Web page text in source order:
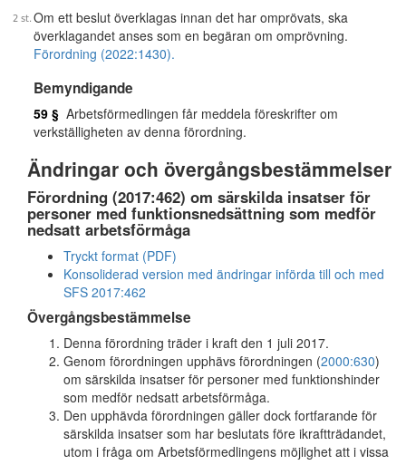
Om ett beslut överklagas innan det har omprövats, ska
överklagandet anses som en begäran om omprövning.
Förordning (2022:1430).
Bemyndigande
59 § Arbetsförmedlingen får meddela föreskrifter om
verkställigheten av denna förordning.
Ändringar och övergångsbestämmelser
Förordning (2017:462) om särskilda insatser för
personer med funktionsnedsättning som medför
nedsatt arbetsförmåga
Tryckt format (PDF)
Konsoliderad version med ändringar införda till och med
SFS 2017:462
Övergångsbestämmelse
Denna förordning träder i kraft den 1 juli 2017.
Genom förordningen upphävs förordningen (2000:630)
om särskilda insatser för personer med funktionshinder
som medför nedsatt arbetsförmåga.
Den upphävda förordningen gäller dock fortfarande för
särskilda insatser som har beslutats före ikraftträdandet,
utom i fråga om Arbetsförmedlingens möjlighet att i vissa